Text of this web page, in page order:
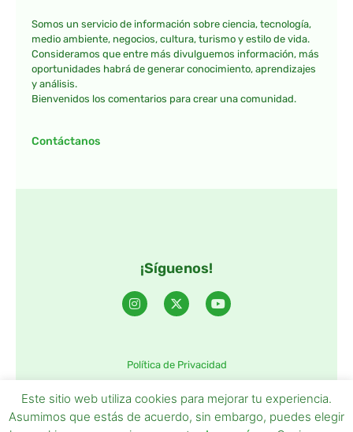
Somos un servicio de información sobre ciencia, tecnología,
medio ambiente, negocios, cultura, turismo y estilo de vida.
Consideramos que entre más divulguemos información, más
oportunidades habrá de generar conocimiento, aprendizajes
y análisis.
Bienvenidos los comentarios para crear una comunidad.
Contáctanos
¡Síguenos!
Política de Privacidad
Este sitio web utiliza cookies para mejorar tu experiencia.
Asumimos que estás de acuerdo, sin embargo, puedes elegir